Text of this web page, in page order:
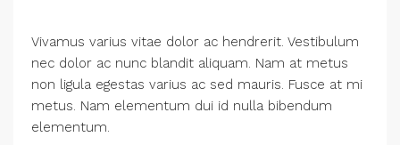
Vivamus varius vitae dolor ac hendrerit. Vestibulum
nec dolor ac nunc blandit aliquam. Nam at metus
non ligula egestas varius ac sed mauris. Fusce at mi
metus. Nam elementum dui id nulla bibendum
elementum.